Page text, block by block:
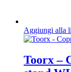
Aggiungi alla
Toorx –